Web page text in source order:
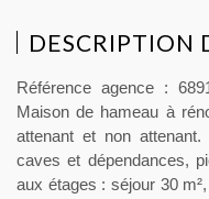
DESCRIPTION
Référence agence :
Maison de hameau à
attenant et non
caves et dépendances,
aux étages : séjour 30